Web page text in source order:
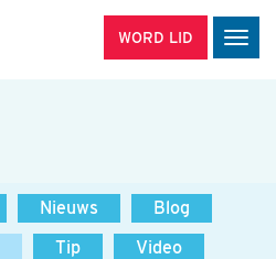
WORD LID
Nieuws
Blog
Tip
Video